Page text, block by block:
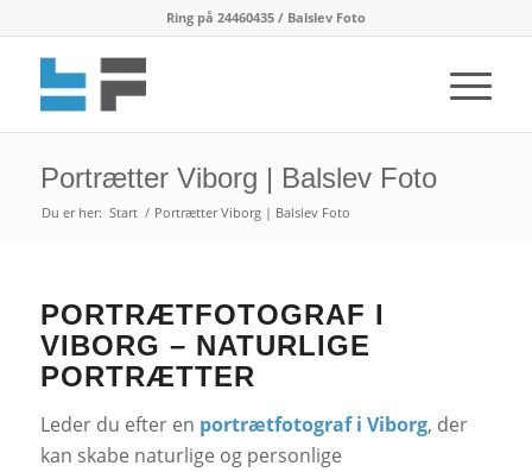
Ring på 24460435 / Balslev Foto
Portrætter Viborg | Balslev Foto
Du er her: Start / Portrætter Viborg | Balslev Foto
PORTRÆTFOTOGRAF I
VIBORG – NATURLIGE
PORTRÆTTER
Leder du efter en portrætfotograf i Viborg, der
kan skabe naturlige og personlige